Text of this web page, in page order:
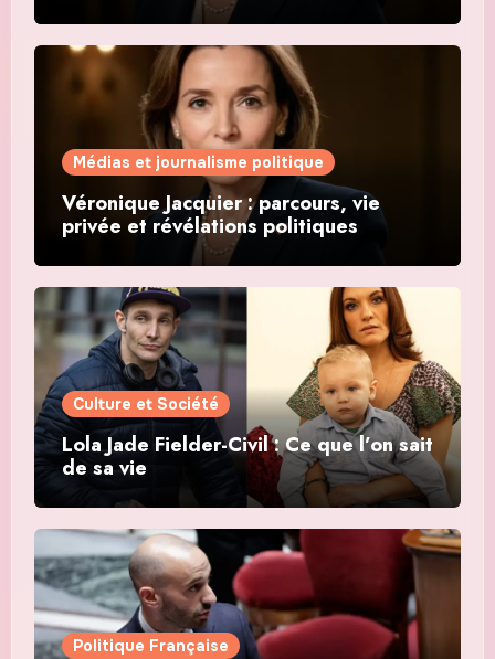
Médias et journalisme politique
Véronique Jacquier : parcours, vie
privée et révélations politiques
Culture et Société
Lola Jade Fielder-Civil : Ce que l’on sait
de sa vie
Politique Française